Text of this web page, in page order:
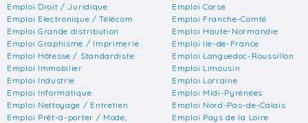
Emploi Droit / Juridique
Emploi Electronique / Télécom
Emploi Grande distribution
Emploi Graphisme / Imprimerie
Emploi Hôtesse / Standardiste
Emploi Immobilier
Emploi Industrie
Emploi Informatique
Emploi Nettoyage / Entretien
Emploi Prêt-à-porter / Mode,
Emploi Corse
Emploi Franche-Comté
Emploi Haute-Normandie
Emploi Ile-de-France
Emploi Languedoc-Roussillon
Emploi Limousin
Emploi Lorraine
Emploi Midi-Pyrénées
Emploi Nord-Pas-de-Calais
Emploi Pays de la Loire